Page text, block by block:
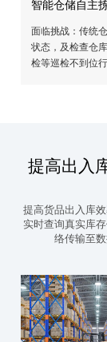
库存的具体位
仓储冷库运
智能仓储自
状态，及检查
检等巡检不到